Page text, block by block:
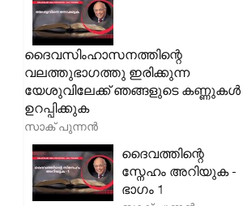
ദൈവസിംഹാസനത്തിന്റെ
വലത്തുഭാഗത്തു ഇരിക്കുന്ന
യേശുവിലേക്ക് ഞങ്ങളുടെ കണ്ണുകൾ
ഉറപ്പിക്കുക
സാക് പുന്നൻ
ദൈവത്തിന്റെ
സ്നേഹം അറിയുക -
ഭാഗം 1